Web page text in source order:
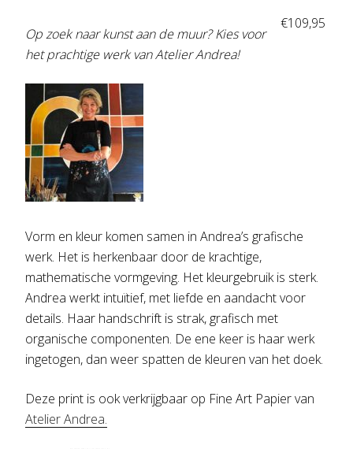
€109,95
Op zoek naar kunst aan de muur? Kies voor
het prachtige werk van Atelier Andrea!
Vorm en kleur komen samen in Andrea’s grafische
werk. Het is herkenbaar door de krachtige,
mathematische vormgeving. Het kleurgebruik is sterk.
Andrea werkt intuïtief, met liefde en aandacht voor
details. Haar handschrift is strak, grafisch met
organische componenten. De ene keer is haar werk
ingetogen, dan weer spatten de kleuren van het doek.
Deze print is ook verkrijgbaar op Fine Art Papier van
Atelier Andrea.